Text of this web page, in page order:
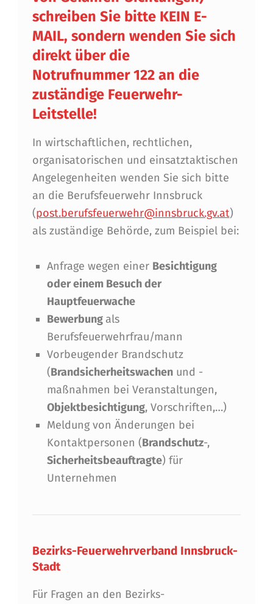
schreiben Sie bitte KEIN E-
MAIL, sondern wenden Sie sich
direkt über die
Notrufnummer 122 an die
zuständige Feuerwehr-
Leitstelle!
In wirtschaftlichen, rechtlichen,
organisatorischen und einsatztaktischen
Angelegenheiten wenden Sie sich bitte
an die Berufsfeuerwehr Innsbruck
(post.berufsfeuerwehr@innsbruck.gv.at)
als zuständige Behörde, zum Beispiel bei:
Anfrage wegen einer Besichtigung
oder einem Besuch der
Hauptfeuerwache
Bewerbung als
Berufsfeuerwehrfrau/mann
Vorbeugender Brandschutz
(Brandsicherheitswachen und -
maßnahmen bei Veranstaltungen,
Objektbesichtigung, Vorschriften,…)
Meldung von Änderungen bei
Kontaktpersonen (Brandschutz-,
Sicherheitsbeauftragte) für
Unternehmen
Bezirks-Feuerwehrverband Innsbruck-
Stadt
Für Fragen an den Bezirks-